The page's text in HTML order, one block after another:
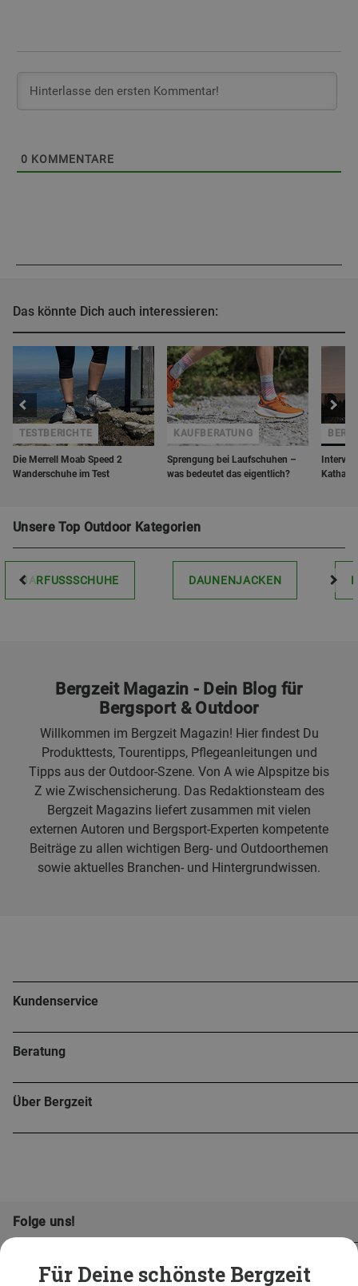
Für Deine schönste Bergzeit
0 KOMMENTARE
Das könnte Dich auch interessieren:
Die Merrell Moab Speed 2
Wanderschuhe im Test
TESTBERICHTE
Sprengung bei Laufschuhen –
was bedeutet das eigentlich?
KAUFBERATUNG
Unsere Top Outdoor Kategorien
BARFUSSSCHUHE DAUNENJACKEN
Bergzeit Magazin - Dein Blog für
Bergsport & Outdoor
Willkommen im Bergzeit Magazin! Hier findest Du
Produkttests, Tourentipps, Pflegeanleitungen und
Tipps aus der Outdoor-Szene. Von A wie Alpspitze bis
Z wie Zwischensicherung. Das Redaktionsteam des
Bergzeit Magazins liefert zusammen mit vielen
externen Autoren und Bergsport-Experten kompetente
Beiträge zu allen wichtigen Berg- und Outdoorthemen
sowie aktuelles Branchen- und Hintergrundwissen.
Kundenservice
Beratung
Über Bergzeit
Folge uns!